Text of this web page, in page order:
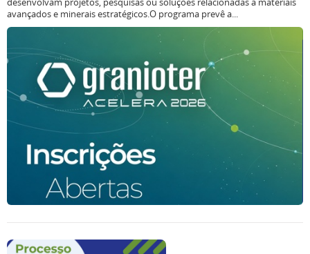
desenvolvam projetos, pesquisas ou soluções relacionadas a materiais
avançados e minerais estratégicos.O programa prevê a...